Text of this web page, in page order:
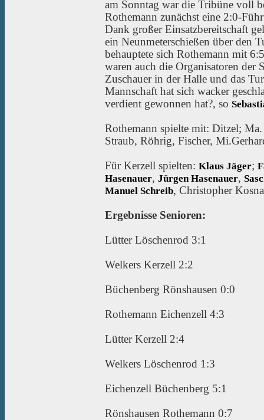
am Sonntag war die Tribüne voll
Rothemann zunächst eine 2:0-
Dank großer Einsatzbereitschaft
ein Neunmeterschießen über den
behauptete sich Rothemann mit
waren auch die Organisatoren der
Zuschauer in der Halle und das
Mannschaft hat sich wacker
verdient gewonnen hat?, so
Rothemann spielte mit: Ditzel;
Straub, Röhrig, Fischer,
Für Kerzell spielten: Klaus Jäger;
Hasenauer, Jürgen Hasenauer,
Manuel Schreib, Christopher
Ergebnisse Senioren:
Lütter Löschenrod 3:1
Welkers Kerzell 2:2
Büchenberg Rönshausen 0:0
Rothemann Eichenzell 4:3
Lütter Kerzell 2:4
Welkers Löschenrod 1:3
Eichenzell Büchenberg 5:1
Rönshausen Rothemann 0:7